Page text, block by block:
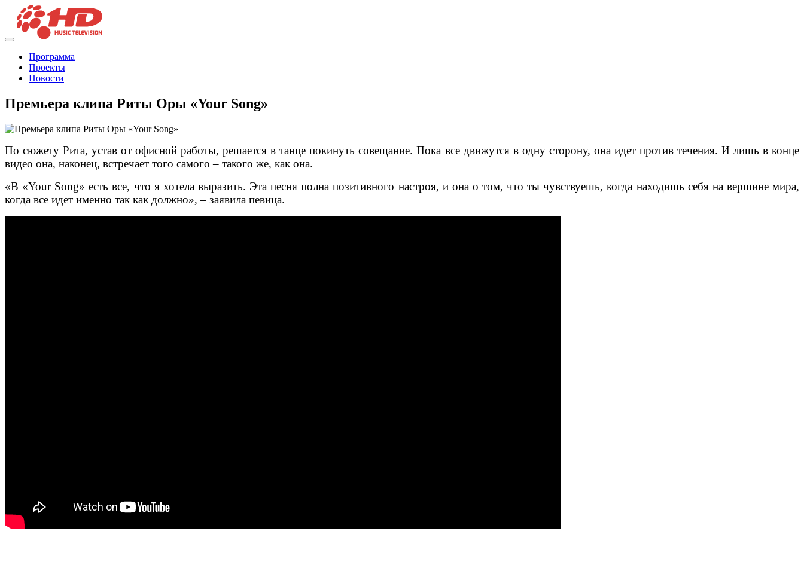
Программа
Проекты
Новости
Премьера клипа Риты Оры «Your Song»
По сюжету Рита, устав от офисной работы, решается в танце покинуть совещание. Пока все движутся в одну сторону, она идет против течения. И лишь в конце
видео она, наконец, встречает того самого – такого же, как она.
«В «Your Song» есть все, что я хотела выразить. Эта песня полна позитивного настроя, и она о том, что ты чувствуешь, когда находишь себя на вершине мира,
когда все идет именно так как должно», – заявила певица.